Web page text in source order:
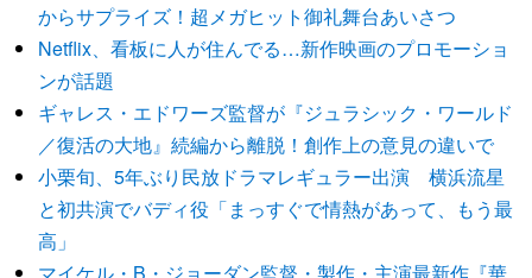
からサプライズ！超メガヒット御礼舞台あいさつ
Netflix、看板に人が住んでる…新作映画のプロモーショ
ンが話題
ギャレス・エドワーズ監督が『ジュラシック・ワールド
／復活の大地』続編から離脱！創作上の意見の違いで
小栗旬、5年ぶり民放ドラマレギュラー出演 横浜流星
と初共演でバディ役「まっすぐで情熱があって、もう最
高」